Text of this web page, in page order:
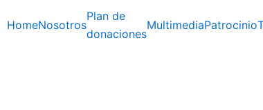
HomeNosotros
Plan de
donaciones
MultimediaPatrocinio